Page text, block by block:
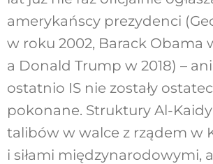
amerykańscy prezydenci
w roku 2002, Barack Obama
a Donald Trump w 2018) –
ostatnio IS nie zostały
pokonane. Struktury Al-
talibów w walce z rządem w
i siłami międzynarodowymi,